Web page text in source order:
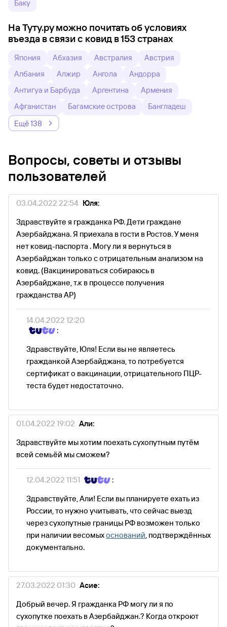
Баку
На Туту.ру можно почитать об условиях
въезда в связи с ковид в 153 странах
Япония Абхазия Австралия
Австрия
Албания
Алжир Ангола
Андорра
Антигуа и Барбуда
Аргентина
Армения
Афганистан
Багамские острова
Бангладеш
Ещё 138
Вопросы, советы и отзывы
пользователей
03.04.2022 22:54 Юля:
Здравствуйте я гражданка РФ. Дети граждане
Азербайджана. Я приехала в гости в Ростов. У меня
нет ковид-паспорта . Могу ли я вернуться в
Азербайджан только с отрицательным анализом на
ковид. (Вакцинироваться собираюсь в
Азербайджане, т.к в процессе получения
гражданства АР)
14.04.2022 12:20
:
Здравствуйте, Юля! Если вы не являетесь
гражданкой Азербайджана, то потребуется
сертификат о вакцинации, отрицательного ПЦР-
теста будет недостаточно.
01.04.2022 19:02 Али:
Здравствуйте мы хотим поехать сухопутным путём
всей семьёй мы сможем?
12.04.2022 11:51
:
Здравствуйте, Али! Если вы планируете ехать из
России, то нужно учитывать, что сейчас выезд
через сухопутные границы РФ возможен только
при наличии весомыхоснований, подтверждённых
документально.
27.03.2022 01:30 Асие:
Добрый вечер. Я гражданка РФ могу ли я по
сухопутке поехать в Азербайджан.? Когда откроют